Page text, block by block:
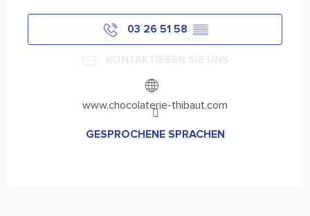
03 26 51 58 ▒▒
www.chocolaterie-thibaut.com
GESPROCHENE SPRACHEN
GESPROCHENE SPRACHEN